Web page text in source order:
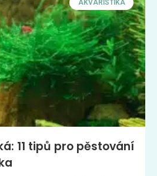
AKVARISTIKA
11 tipů pro pěstování